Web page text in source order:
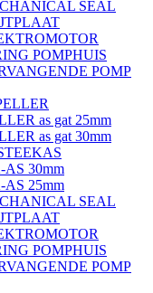
SEAL
POMPHUIS
POMP
as gat 25mm
as gat 30mm
AS 30mm
AS 25mm
SEAL
POMPHUIS
POMP